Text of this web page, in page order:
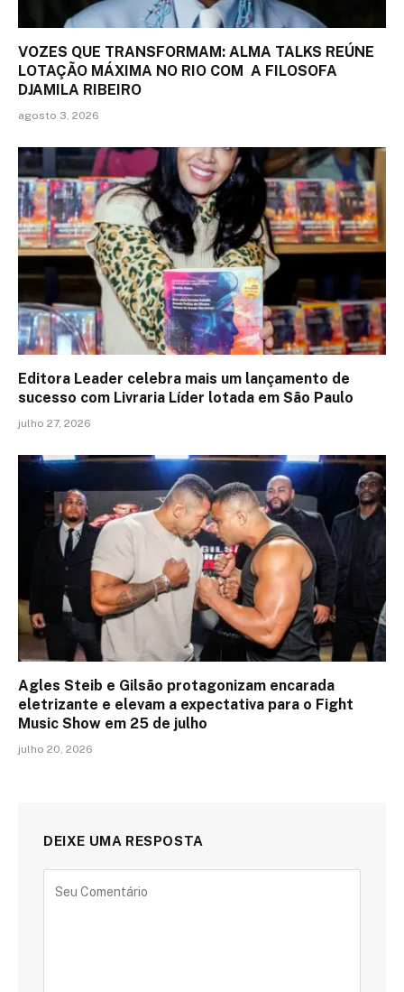
VOZES QUE TRANSFORMAM: ALMA TALKS REÚNE
LOTAÇÃO MÁXIMA NO RIO COM A FILOSOFA
DJAMILA RIBEIRO
agosto 3, 2026
Editora Leader celebra mais um lançamento de
sucesso com Livraria Líder lotada em São Paulo
julho 27, 2026
Agles Steib e Gilsão protagonizam encarada
eletrizante e elevam a expectativa para o Fight
Music Show em 25 de julho
julho 20, 2026
DEIXE UMA RESPOSTA